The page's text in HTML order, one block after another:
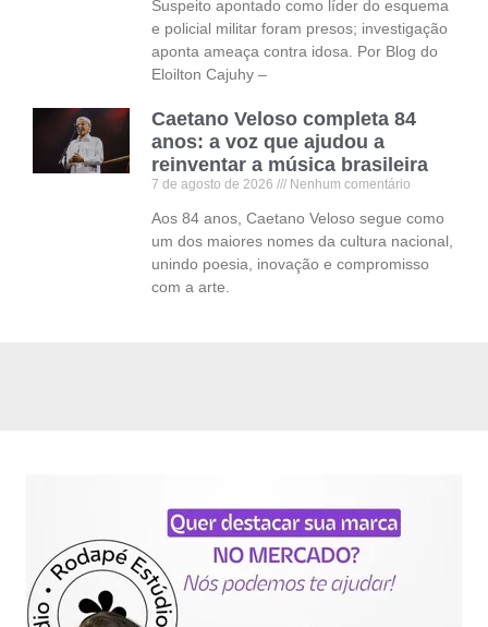
Suspeito apontado como líder do esquema
e policial militar foram presos; investigação
aponta ameaça contra idosa. Por Blog do
Eloilton Cajuhy –
Caetano Veloso completa 84
anos: a voz que ajudou a
reinventar a música brasileira
7 de agosto de 2026 Nenhum comentário
Aos 84 anos, Caetano Veloso segue como
um dos maiores nomes da cultura nacional,
unindo poesia, inovação e compromisso
com a arte.